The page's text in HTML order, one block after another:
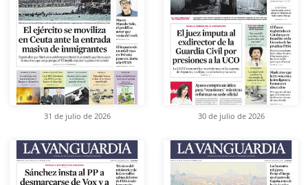
31 de julio de 2026 30 de julio de 2026